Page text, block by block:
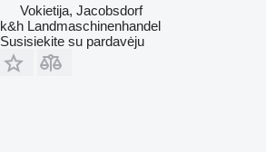
Vokietija, Jacobsdorf
k&h Landmaschinenhandel
Susisiekite su pardavėju